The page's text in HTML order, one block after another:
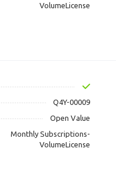
VolumeLicense
Q4Y-00009
Open Value
Monthly Subscriptions-
VolumeLicense